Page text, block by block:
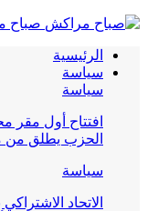
صباح
الرئيسية
سياسة
سياسة
افتتاح أول مقر
الحزب يطلق من
سياسة
الاتحاد